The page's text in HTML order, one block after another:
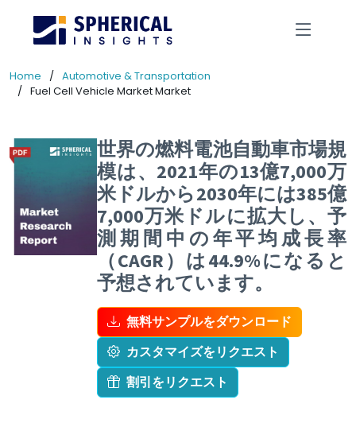
Home
Automotive & Transportation
Fuel Cell Vehicle Market Market
世界の燃料電池自動車市場規
模は、2021年の13億7,000万
米ドルから2030年には385億
7,000万米ドルに拡大し、予
測期間中の年平均成長率
（CAGR）は44.9%になると
予想されています。
無料サンプルをダウンロード
カスタマイズをリクエスト
割引をリクエスト